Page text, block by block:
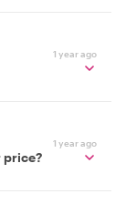
1 year ago
1 year ago
price?